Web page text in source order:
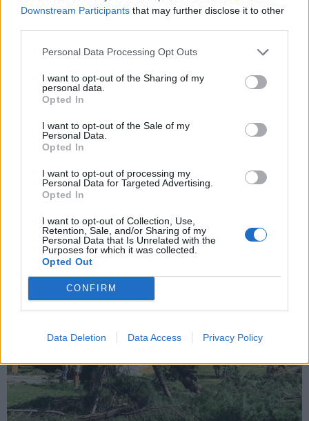
Downstream Participants that may further disclose it to other
Personal Data Processing Opt Outs
I want to opt-out of the Sharing of my
personal data.
Opted In
I want to opt-out of the Sale of my
Personal Data.
Opted In
I want to opt-out of processing my
Personal Data for Targeted Advertising.
Opted In
I want to opt-out of Collection, Use,
Retention, Sale, and/or Sharing of my
Personal Data that Is Unrelated with the
Purposes for which it was collected.
Opted Out
CONFIRM
Data Deletion Data Access Privacy Policy
BUSTO ARSIZIO
Tagli e ripiantumazioni in città, il